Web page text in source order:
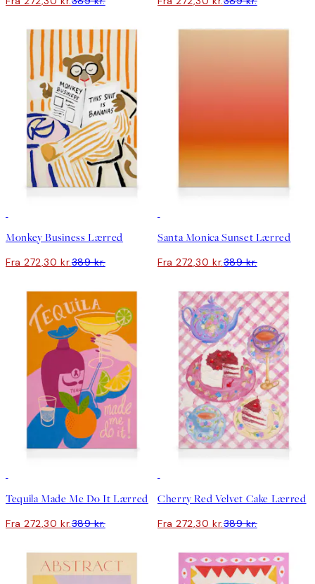
Monkey Business Lærred
Fra 272,30 kr.389 kr.
Santa Monica Sunset Lærred
Fra 272,30 kr.389 kr.
Tequila Made Me Do It Lærred
Fra 272,30 kr.389 kr.
Cherry Red Velvet Cake Lærred
Fra 272,30 kr.389 kr.